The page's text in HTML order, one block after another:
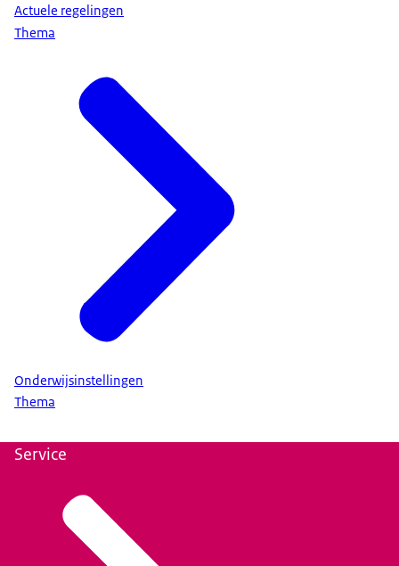
Actuele regelingen
Thema
Onderwijsinstellingen
Thema
Service